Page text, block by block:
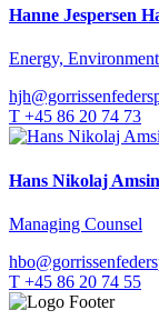
Hanne Jespersen
Energy,
T +45 86 20 74 73
Hans Nikolaj
Managing Counsel
T +45 86 20 74 55